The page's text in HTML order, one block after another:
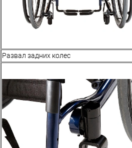
Развал задних колес